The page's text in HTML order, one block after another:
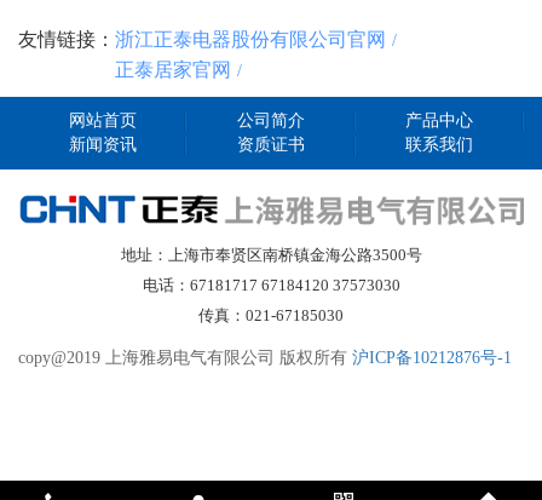
友情链接： 浙江正泰电器股份有限公司官网
正泰居家官网
网站首页 公司简介
产品中心
新闻资讯
资质证书 联系我们
地址：上海市奉贤区南桥镇金海公路3500号
电话：67181717 67184120 37573030
传真：021-67185030
copy@2019 上海雅易电气有限公司 版权所有 沪ICP备10212876号-1